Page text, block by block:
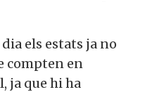
els estats ja no
compten en
ja que hi ha